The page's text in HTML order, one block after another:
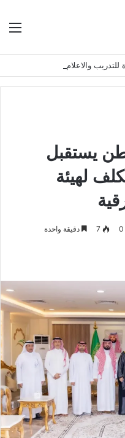
يستقبل
لهيئة
0
7 دقيقة واحدة